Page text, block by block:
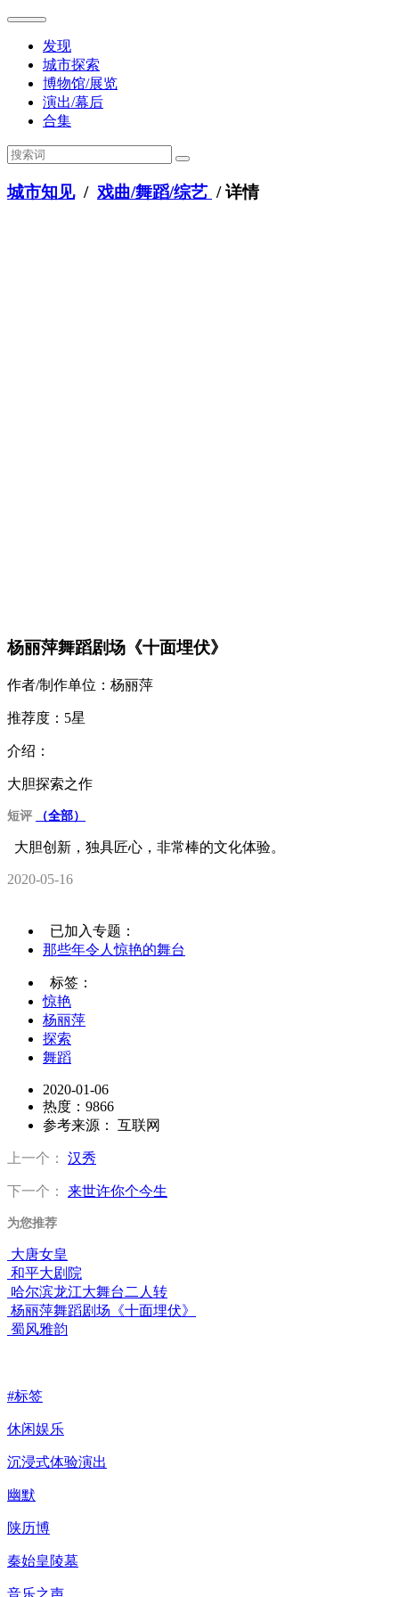
发现
城市探索
博物馆/展览
演出/幕后
合集
城市知见/ 戏曲/舞蹈/综艺 / 详情
杨丽萍舞蹈剧场《十面埋伏》
作者/制作单位：杨丽萍
推荐度：5星
介绍：
大胆探索之作
短评 （全部）
大胆创新，独具匠心，非常棒的文化体验。
2020-05-16
已加入专题：
那些年令人惊艳的舞台
标签：
惊艳
杨丽萍
探索
舞蹈
2020-01-06
热度：9866
参考来源：
互联网
上一个： 汉秀
下一个： 来世许你个今生
为您推荐
大唐女皇
和平大剧院
哈尔滨龙江大舞台二人转
杨丽萍舞蹈剧场《十面埋伏》
蜀风雅韵
#标签
休闲娱乐
沉浸式体验演出
幽默
陕历博
秦始皇陵墓
音乐之声